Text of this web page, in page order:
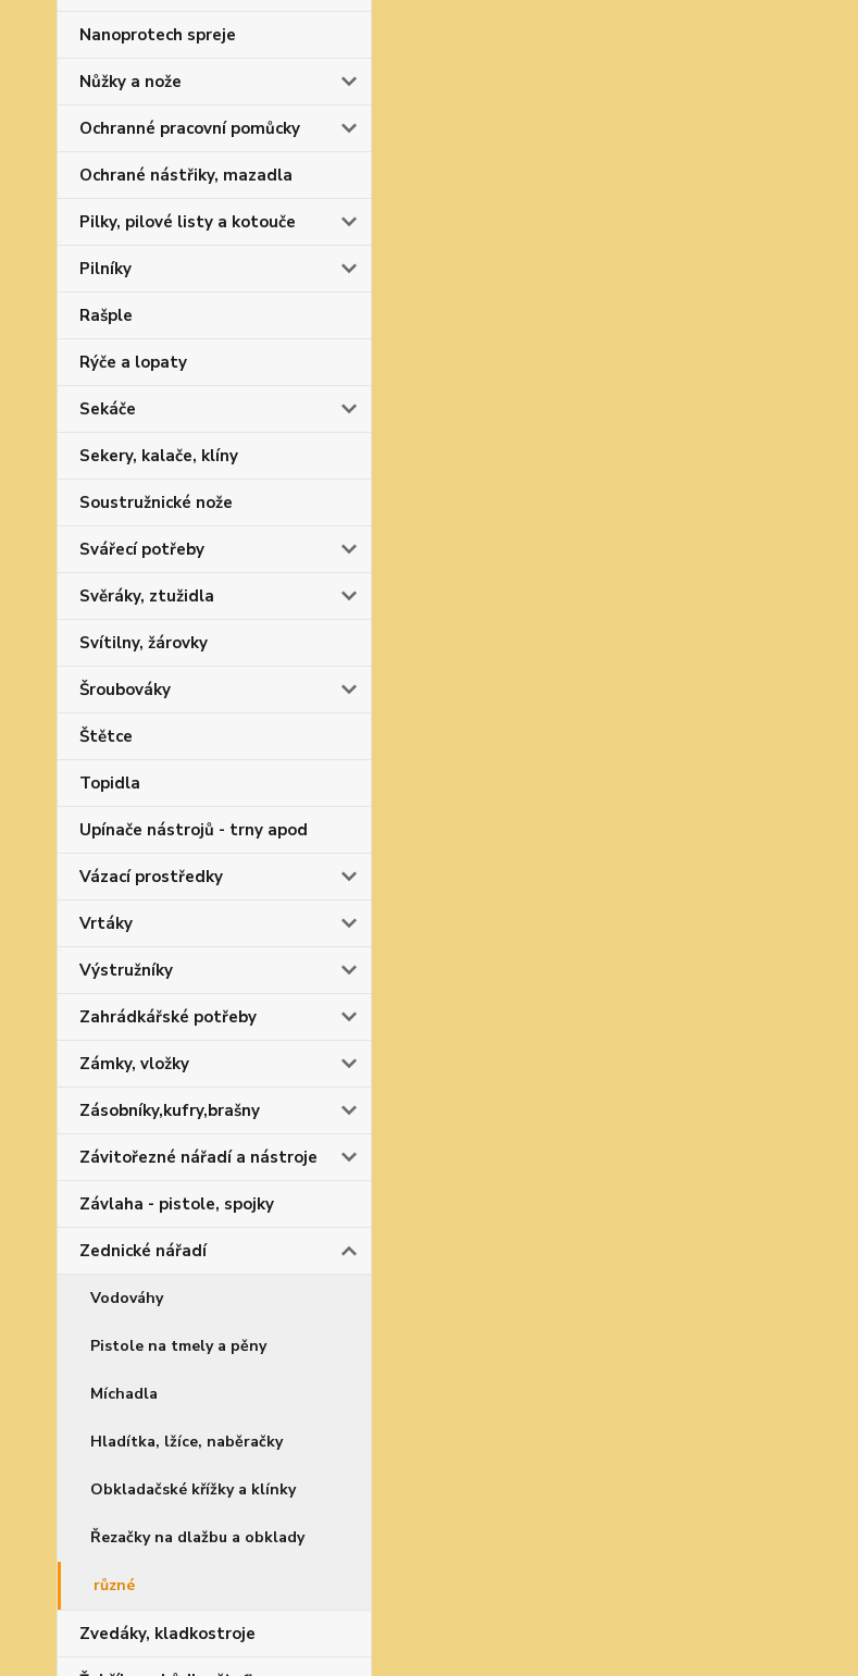
Nanoprotech spreje
Nůžky a nože
Ochranné pracovní pomůcky
Ochrané nástřiky, mazadla
Pilky, pilové listy a kotouče
Pilníky
Rašple
Rýče a lopaty
Sekáče
Sekery, kalače, klíny
Soustružnické nože
Svářecí potřeby
Svěráky, ztužidla
Svítilny, žárovky
Šroubováky
Štětce
Topidla
Upínače nástrojů - trny apod
Vázací prostředky
Vrtáky
Výstružníky
Zahrádkářské potřeby
Zámky, vložky
Zásobníky,kufry,brašny
Závitořezné nářadí a nástroje
Závlaha - pistole, spojky
Zednické nářadí
Vodováhy
Pistole na tmely a pěny
Míchadla
Hladítka, lžíce, naběračky
Obkladačské křížky a klínky
Řezačky na dlažbu a obklady
různé
Zvedáky, kladkostroje